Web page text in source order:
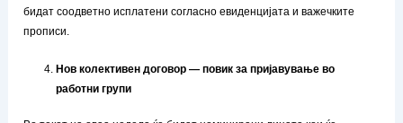
бидат соодветно исплатени согласно евиденцијата и важечките
прописи.
Нов колективен договор — повик за пријавување во
работни групи